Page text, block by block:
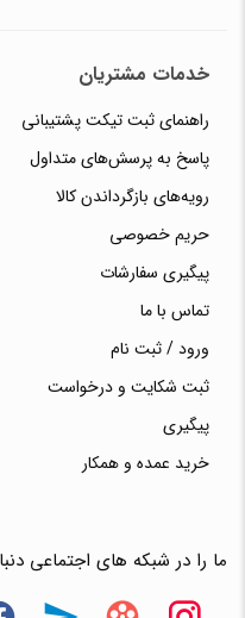
خدمات مشتریان
راهنمای ثبت تیکت پشتیبانی
پاسخ به پرسش‌های متداول
رویه‌های بازگرداندن کالا
حریم خصوصی
پیگیری سفارشات
تماس با ما
ورود / ثبت نام
ثبت شکایت و درخواست
پیگیری
خرید عمده و همکار
ما را در شبکه های اجتماعی